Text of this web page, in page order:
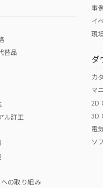
Cr(VI)
通在庫等で未対応品が
お問い合わせください。
替品
ル訂正
の取り組み
事
イ
現
ダ
カ
マ
2D
3D
電
ソ